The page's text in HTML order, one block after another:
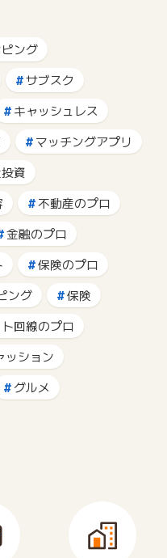
ング
サブスク
キャッシュレス
マッチングアプリ
資
不動産のプロ
金融のプロ
保険のプロ
ング
保険
回線のプロ
ッション
グルメ